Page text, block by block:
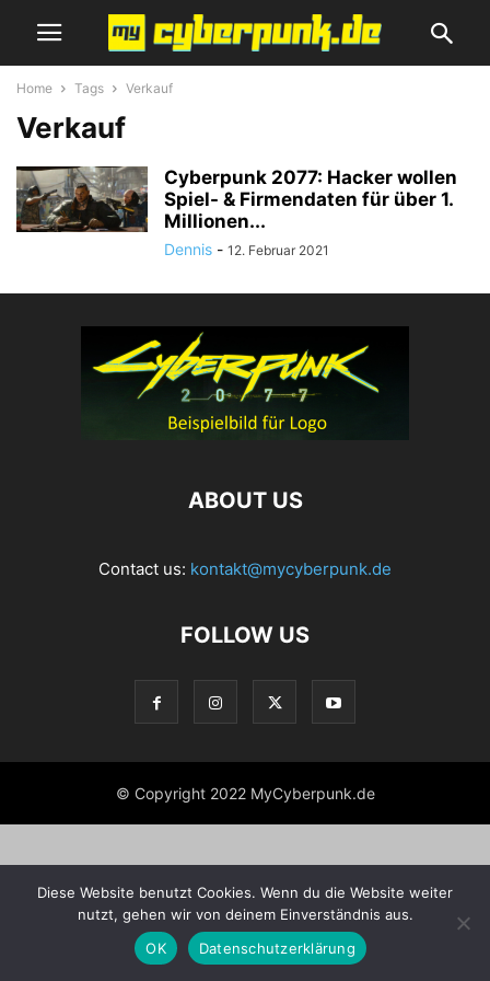
Home Tags Verkauf
Verkauf
Cyberpunk 2077: Hacker wollen
Spiel- & Firmendaten für über 1.
Millionen...
Dennis - 12. Februar 2021
ABOUT US
Contact us: kontakt@mycyberpunk.de
FOLLOW US
© Copyright 2022 MyCyberpunk.de
Diese Website benutzt Cookies. Wenn du die Website weiter
nutzt, gehen wir von deinem Einverständnis aus.
OK
Datenschutzerklärung